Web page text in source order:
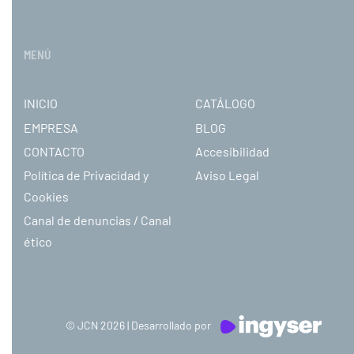
MENÚ
INICIO
CATÁLOGO
EMPRESA
BLOG
CONTACTO
Accesibilidad
Política de Privacidad y
Cookies
Aviso Legal
Canal de denuncias / Canal
ético
© JCN 2026 | Desarrollado por